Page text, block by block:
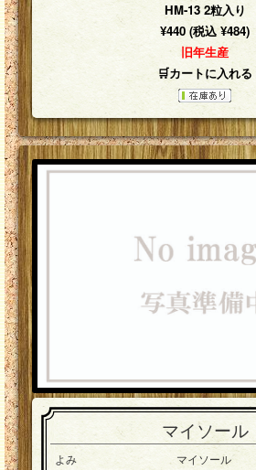
HM-13 2粒入り
¥440 (税込 ¥484)
旧年生産
🛒カートに入れる
マイソール
よみ
マイソール